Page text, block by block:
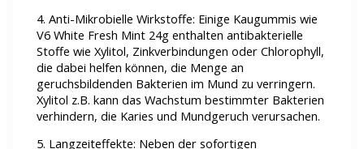
4. Anti-Mikrobielle Wirkstoffe: Einige Kaugummis wie
V6 White Fresh Mint 24g enthalten antibakterielle
Stoffe wie Xylitol, Zinkverbindungen oder Chlorophyll,
die dabei helfen können, die Menge an
geruchsbildenden Bakterien im Mund zu verringern.
Xylitol z.B. kann das Wachstum bestimmter Bakterien
verhindern, die Karies und Mundgeruch verursachen.
5. Langzeiteffekte: Neben der sofortigen